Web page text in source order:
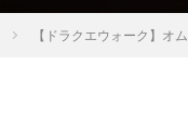
【ドラクエウォーク】オ